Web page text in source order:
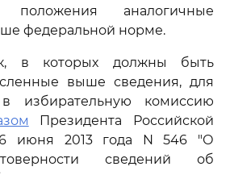
положения аналогичные
федеральной норме.
в которых должны быть
выше сведения, для
в избирательную комиссию
Президента Российской
июня 2013 года N 546 "О
сведений об